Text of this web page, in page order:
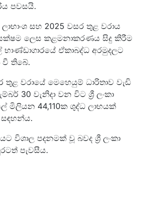
පවසයි.
සහ 2025 වසර තුළ වරාය
ලෙස කළමනාකරණය සිදු කිරීම
ඒකාබද්ධ අරමුදලට
වී තිබේ.
තුළ වරායේ මෙහෙයුම් ධාරිතාව වැඩි
30 වැනිදා වන විට ශ්‍රී ලංකා
මිලියන 44,110ක ශුද්ධ ලාභයක්
විශාල පදනමක් වූ බවද ශ්‍රී ලංකා
පැවසීය.